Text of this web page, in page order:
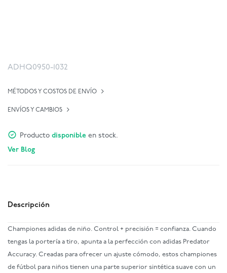
ADHQ0950-1032
MÉTODOS Y COSTOS DE ENVÍO
ENVÍOS Y CAMBIOS
Producto disponible en stock.
Ver Blog
Descripción
Championes adidas de niño. Control + precisión = confianza. Cuando
tengas la portería a tiro, apunta a la perfección con adidas Predator
Accuracy. Creadas para ofrecer un ajuste cómodo, estos championes
de fútbol para niños tienen una parte superior sintética suave con un